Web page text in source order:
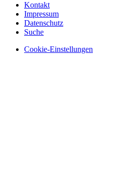
Kontakt
Impressum
Datenschutz
Suche
Cookie-Einstellungen